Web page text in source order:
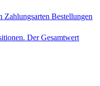
Zahlungsarten Bestellungen
Der Gesamtwert